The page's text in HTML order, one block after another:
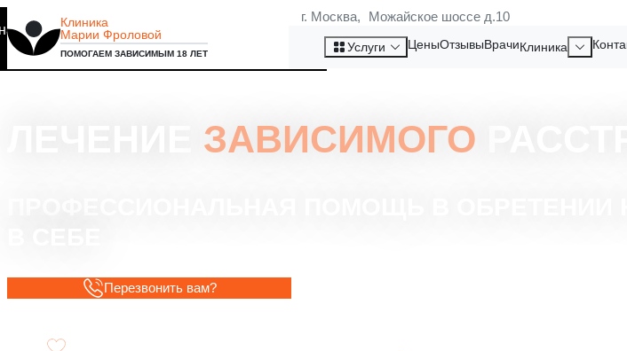
Клиника
Марии Фроловой
ПОМОГАЕМ ЗАВИСИМЫМ 18 ЛЕТ
г. Москва, Можайское шоссе д.10
Услуги ЦеныОтзывыВрачиКлиника
ЗАВИСИМОГО
Перезвонить вам?
то, что мы используем